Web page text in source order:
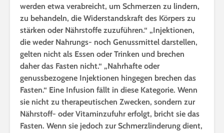
werden etwa verabreicht, um Schmerzen zu lindern,
zu behandeln, die Widerstandskraft des Körpers zu
stärken oder Nährstoffe zuzuführen.“ „Injektionen,
die weder Nahrungs- noch Genussmittel darstellen,
gelten nicht als Essen oder Trinken und brechen
daher das Fasten nicht.“ „Nahrhafte oder
genussbezogene Injektionen hingegen brechen das
Fasten.“ Eine Infusion fällt in diese Kategorie. Wenn
sie nicht zu therapeutischen Zwecken, sondern zur
Nährstoff- oder Vitaminzufuhr erfolgt, bricht sie das
Fasten. Wenn sie jedoch zur Schmerzlinderung dient,